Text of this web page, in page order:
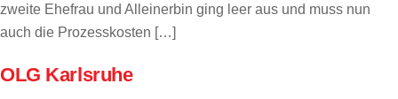
zweite Ehefrau und Alleinerbin ging leer aus und muss nun
auch die Prozesskosten […]
OLG Karlsruhe